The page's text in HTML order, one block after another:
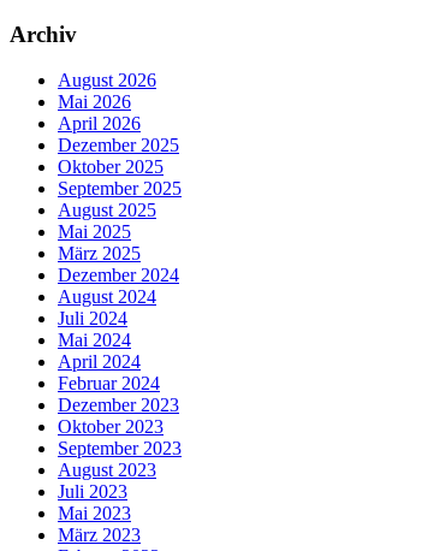
Archiv
August 2026
Mai 2026
April 2026
Dezember 2025
Oktober 2025
September 2025
August 2025
Mai 2025
März 2025
Dezember 2024
August 2024
Juli 2024
Mai 2024
April 2024
Februar 2024
Dezember 2023
Oktober 2023
September 2023
August 2023
Juli 2023
Mai 2023
März 2023